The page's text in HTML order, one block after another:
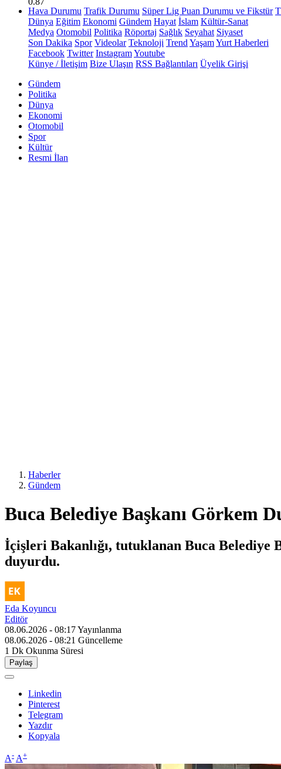
Hava Durumu Trafik Durumu Süper Lig Puan Durumu ve Fikstür
Dünya Eğitim Ekonomi Gündem Hayat İslam Kültür-Sanat
Medya Otomobil Politika Röportaj Sağlık Seyahat Siyaset
Son Dakika Spor Videolar Teknoloji Trend YaşamYurt Haberleri
Facebook Twitter InstagramYoutube
Künye / İletişim Bize Ulaşın RSS Bağlantıları Üyelik Girişi
Gündem
Politika
Dünya
Ekonomi
Otomobil
Spor
Kültür
Resmi İlan
Haberler
Gündem
Buca Belediye Başkanı Görkem
İçişleri Bakanlığı, tutuklanan Buca Belediye
duyurdu.
Eda Koyuncu
Editör
08.06.2026 - 08:17Yayınlanma
08.06.2026 - 08:21 Güncelleme
1 Dk Okunma Süresi
Paylaş
Linkedin
Pinterest
Telegram
Yazdır
Kopyala
A- A+